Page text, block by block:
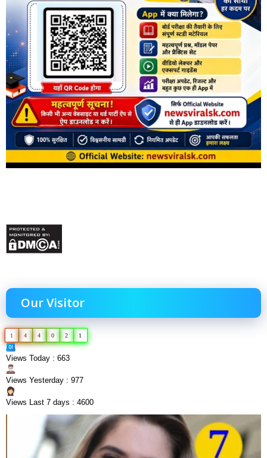
Our Visitor
1 4 4 0 2 1
Views Today : 663
Views Yesterday : 977
Views Last 7 days : 4600